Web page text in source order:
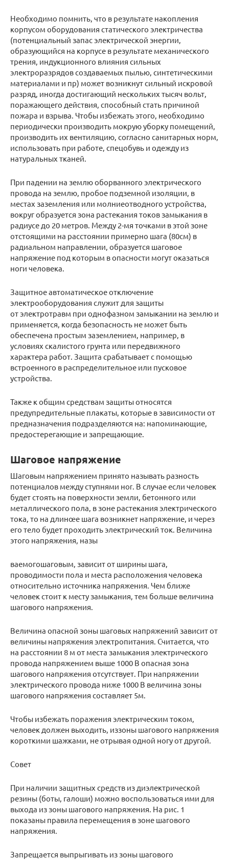
Необходимо помнить, что в результате накопления
корпусом оборудования статического электричества
(потенциальный запас электрической энергии,
образующийся на корпусе в результате механического
трения, индукционного влияния сильных
электроразрядов создаваемых пылью, синтетическими
материалами и пр) может возникнут сильный искровой
разряд, иногда достигающий нескольких тысяч вольт,
поражающего действия, способный стать причиной
пожара и взрыва. Чтобы избежать этого, необходимо
периодически производить мокрую уборку помещений,
производить их вентиляцию, согласно санитарных норм,
использовать при работе, спецобувь и одежду из
натуральных тканей.
При падении на землю оборванного электрического
провода на землю, пробое подземной изоляции, в
местах заземления или молниеотводного устройства,
вокруг образуется зона растекания токов замыкания в
радиусе до 20 метров. Между 2-мя точками в этой зоне
отстоящими на расстоянии примерно шага (80см) в
радиальном направлении, образуется шаговое
напряжение под которым в опасности могут оказаться
ноги человека.
Защитное автоматическое отключение
электрооборудования служит для защиты
от электротравм при однофазном замыкании на землю и
применяется, когда безопасность не может быть
обеспечена простым заземлением, например, в
условиях скалистого грунта или передвижного
характера работ. Защита срабатывает с помощью
встроенного в распределительное или пусковое
устройства.
Также к общим средствам защиты относятся
предупредительные плакаты, которые в зависимости от
предназначения подразделяются на: напоминающие,
предостерегающие и запрещающие.
Шаговое напряжение
Шаговым напряжением принято называть разность
потенциалов между ступнями ноᴦ. В случае если человек
будет стоять на поверхности земли, бетонного или
металлического пола, в зоне растекания электрического
тока, то на длинœе шага возникнет напряжение, и через
его тело будет проходить электрический ток. Величина
этого напряжения, назы
ваемогошаговым, зависит от ширины шага,
проводимости пола и места расположения человека
относительно источника напряжения. Чем ближе
человек стоит к месту замыкания, тем больше величина
шагового напряжения.
Величина опасной зоны шаговых напряжений зависит от
величины напряжения электропитания. Считается, что
на расстоянии 8 м от места замыкания электрического
провода напряжением выше 1000 В опасная зона
шагового напряжения отсутствует. При напряжении
электрического провода ниже 1000 В величина зоны
шагового напряжения составляет 5м.
Чтобы избежать поражения электрическим током,
человек должен выходить, иззоны шагового напряжения
короткими шажками, не отрывая одной ногу от другой.
Совет
При наличии защитных средств из диэлектрической
резины (боты, галоши) можно воспользоваться ими для
выхода из зоны шагового напряжения. На рис. 1
показаны правила перемещения в зоне шагового
напряжения.
Запрещается выпрыгивать из зоны шагового